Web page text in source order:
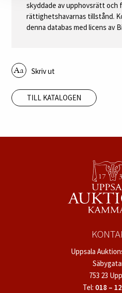
skyddade av upphovsrätt och
rättighetshavarnas tillstånd.
denna databas med licens av
Skriv ut
TILL KATALOGEN
Uppsala
753 23
Tel: 018 –